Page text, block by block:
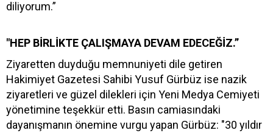
diliyorum.”
"HEP BİRLİKTE ÇALIŞMAYA DEVAM EDECEĞİZ.”
Ziyaretten duyduğu memnuniyeti dile getiren
Hakimiyet Gazetesi Sahibi Yusuf Gürbüz ise nazik
ziyaretleri ve güzel dilekleri için Yeni Medya Cemiyeti
yönetimine teşekkür etti. Basın camiasındaki
dayanışmanın önemine vurgu yapan Gürbüz: "30 yıldır